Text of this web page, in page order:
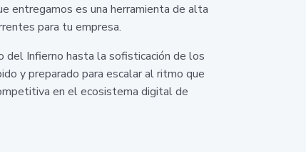
entregamos es una herramienta de alta
para tu empresa.
del Infierno hasta la sofisticación de los
y preparado para escalar al ritmo que
en el ecosistema digital de